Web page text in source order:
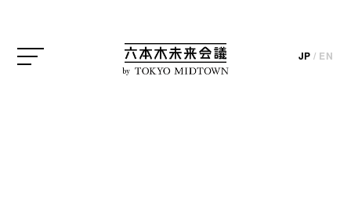
by
JP / EN
update_2026.05.08